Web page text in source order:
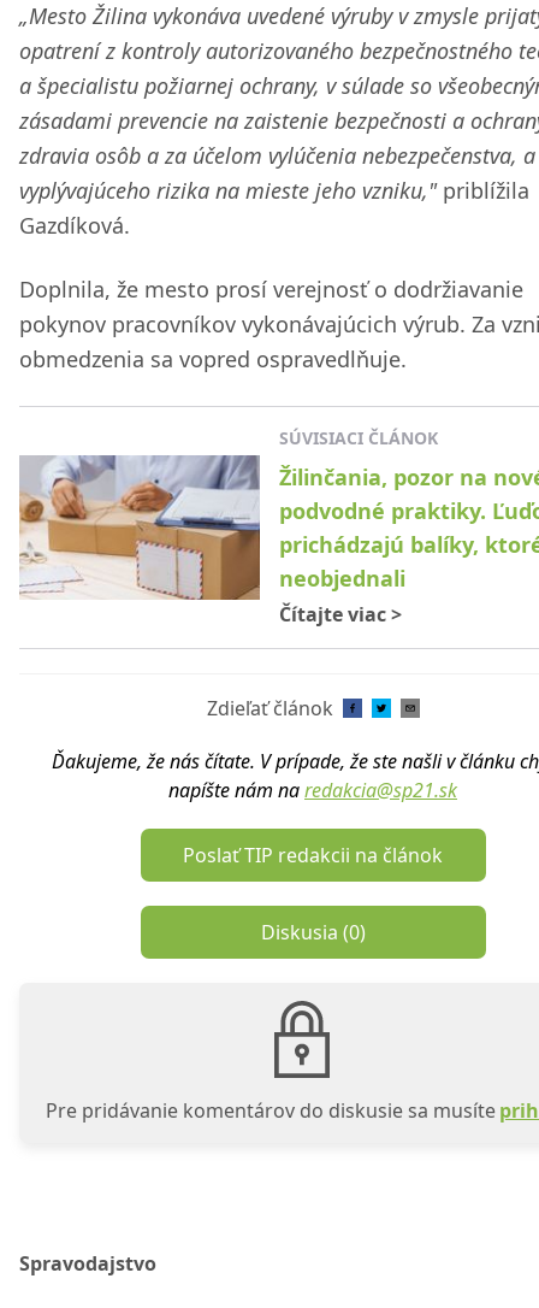
„Mesto Žilina vykonáva uvedené výruby v zmysle
opatrení z kontroly autorizovaného bezpečnostného
a špecialistu požiarnej ochrany, v súlade so
zásadami prevencie na zaistenie bezpečnosti a
zdravia osôb a za účelom vylúčenia nebezpečenstva,
vyplývajúceho rizika na mieste jeho vzniku,"priblížila
Gazdíková.
Doplnila, že mesto prosí verejnosť o dodržiavanie
pokynov pracovníkov vykonávajúcich výrub. Za
obmedzenia sa vopred ospravedlňuje.
SÚVISIACI ČLÁNOK
Žilinčania, pozor na
podvodné praktiky.
prichádzajú balíky,
neobjednali
Čítajte viac>
Zdieľať článok
Ďakujeme, že nás čítate. V prípade, že ste našli v článku
napíšte nám naredakcia@sp21.sk
Poslať TIP redakcii na článok
Diskusia (0)
Pre pridávanie komentárov do diskusie sa musíte
Spravodajstvo